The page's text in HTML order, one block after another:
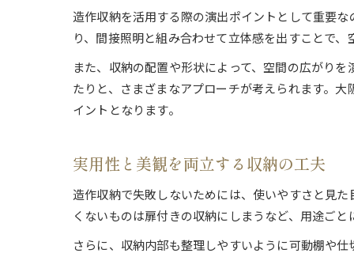
造作収納を活用する際の演出ポイントとして重要
り、間接照明と組み合わせて立体感を出すことで、
また、収納の配置や形状によって、空間の広がり
たりと、さまざまなアプローチが考えられます。
イントとなります。
実用性と美観を両立する収納の工夫
造作収納で失敗しないためには、使いやすさと見
くないものは扉付きの収納にしまうなど、用途ごと
さらに、収納内部も整理しやすいように可動棚や